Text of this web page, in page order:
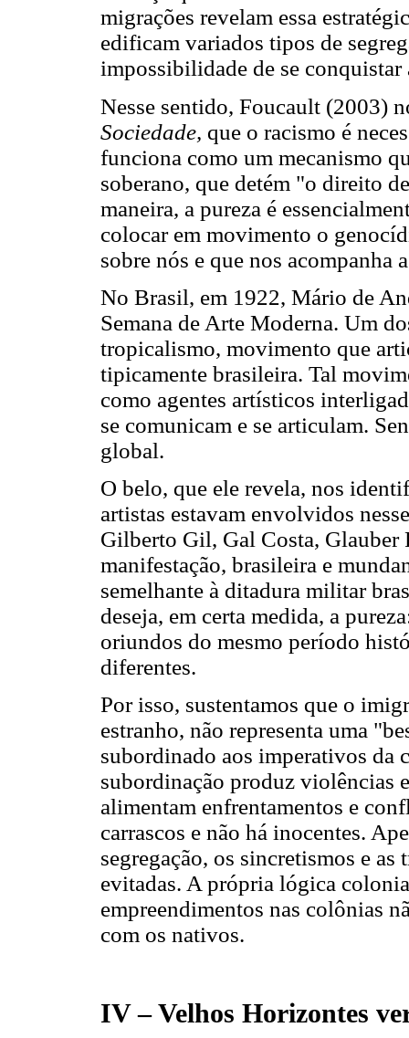
migrações revelam essa
edificam variados tipos de
impossibilidade de se
Nesse sentido, Foucault (2003)
Sociedade, que o racismo é
funciona como um mecanismo
soberano, que detém "o direito
maneira, a pureza é
colocar em movimento o
sobre nós e que nos acompanha
No Brasil, em 1922, Mário de
Semana de Arte Moderna. Um
tropicalismo, movimento que
tipicamente brasileira. Tal
como agentes artísticos
se comunicam e se articulam.
global.
O belo, que ele revela, nos
artistas estavam envolvidos
Gilberto Gil, Gal Costa, Glauber
manifestação, brasileira e
semelhante à ditadura militar
deseja, em certa medida, a
oriundos do mesmo período
diferentes.
Por isso, sustentamos que o
estranho, não representa uma
subordinado aos imperativos da
subordinação produz violências
alimentam enfrentamentos e
carrascos e não há inocentes.
segregação, os sincretismos e
evitadas. A própria lógica
empreendimentos nas colônias
com os nativos.
IV – Velhos Horizontes